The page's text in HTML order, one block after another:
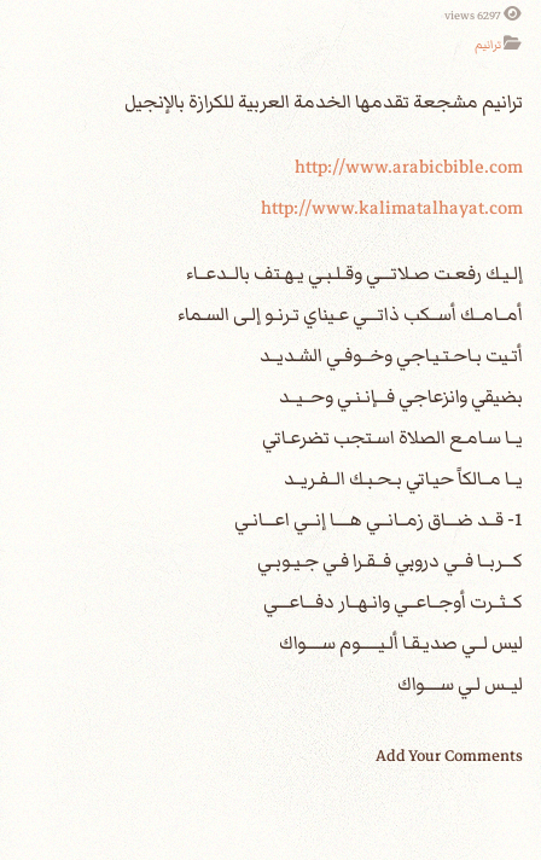
6297 views
ترانيم
http://www.arabicbible.com
http://www.kalimatalhayat.com
إلـيـك رفعـت صـلاتـــي وقـلـبـي يـهـتف بالــدعــاء
أمــامــك أســكب ذاتـــي عـيناي تـرنـو إلـى السـماء
أتـيت بـاحـتـيـاجي وخــوفـي الشـديــد
بضيقي وانزعاجي فـــإنـنـي وحــيــد
يــا سـامـع الصلاة اسـتجب تضرعـاتي
يــا مــالكاً حيـاتي بـحـبـك الــفـريــد
1- قــد ضـــاق زمــانــي هــــا إنــي اعـــانـي
كـــربــا فــي دروبي فــقـرا فـي جـيـوبـي
كــثــرت أوجــاعــي وانـهــار دفـــاعـــي
ليس لــي صديـقـا ألـيـــــوم ســــواك
ليــس لـي ســــواك
Add Your Comments